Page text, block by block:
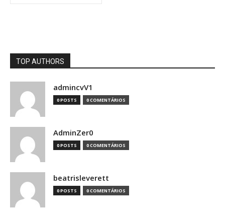
TOP AUTHORS
admincvV1
0 POSTS 0 COMENTÁRIOS
AdminZer0
0 POSTS 0 COMENTÁRIOS
beatrisleverett
0 POSTS 0 COMENTÁRIOS